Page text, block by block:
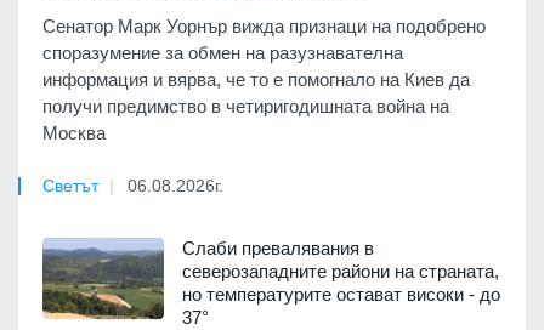
Сенатор Марк Уорнър вижда признаци на подобрено
споразумение за обмен на разузнавателна
информация и вярва, че то е помогнало на Киев да
получи предимство в четиригодишната война на
Москва
Светът 06.08.2026г.
Слаби превалявания в
северозападните райони на страната,
но температурите остават високи - до
37°